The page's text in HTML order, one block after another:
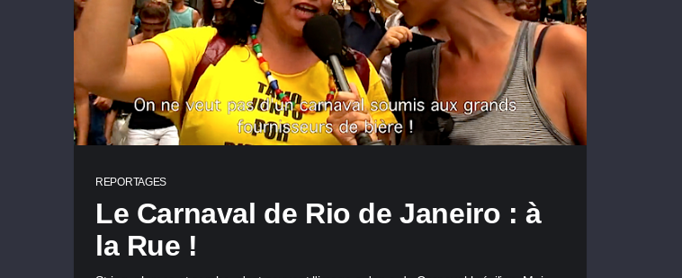
REPORTAGES
Le Carnaval de Rio de Janeiro : à
la Rue !